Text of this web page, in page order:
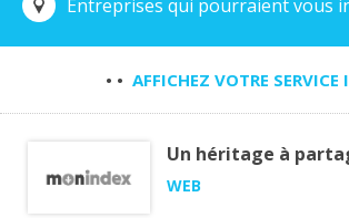
Entreprises qui pourraient vous
• • AFFICHEZ VOTRE SERVICE
Un héritage à
WEB